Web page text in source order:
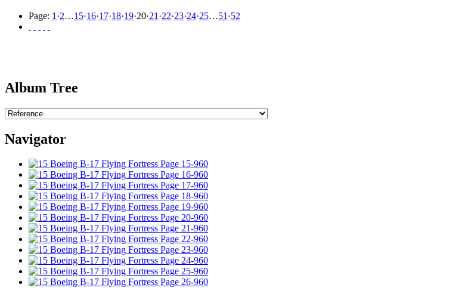
Page: 1 ·2…15·16·17·18·19·20·21 ·22·23·24·25…51 ·52
Album Tree
Navigator